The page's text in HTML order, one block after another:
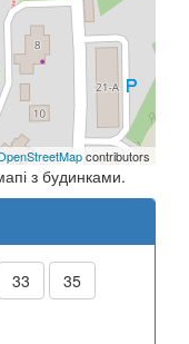
contributors
з будинками.
33
35